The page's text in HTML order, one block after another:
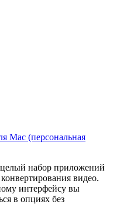
Мас (персональная
целый набор приложений
видео.
интерфейсу вы
в опциях без